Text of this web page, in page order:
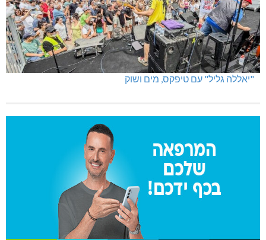
"יאללה גליל" עם טיפקס, מים ושוק